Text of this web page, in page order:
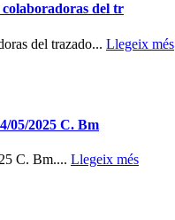
del tr
del trazado... Llegeix més
05/2025 C. Bm
C. Bm.... Llegeix més